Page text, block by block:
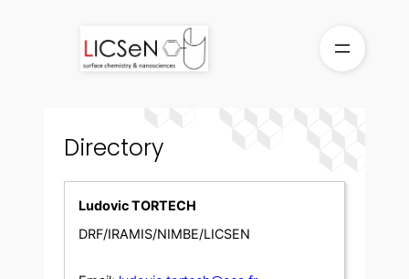
Directory
Ludovic TORTECH
DRF/IRAMIS/NIMBE/LICSEN